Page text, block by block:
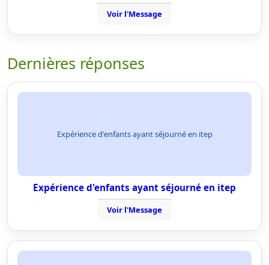
Voir l'Message
Dernières réponses
Expérience d'enfants ayant séjourné en itep
Expérience d'enfants ayant séjourné en itep
Voir l'Message